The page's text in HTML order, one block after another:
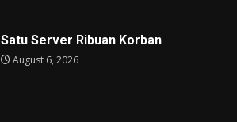
Satu Server Ribuan Korban
August 6, 2026